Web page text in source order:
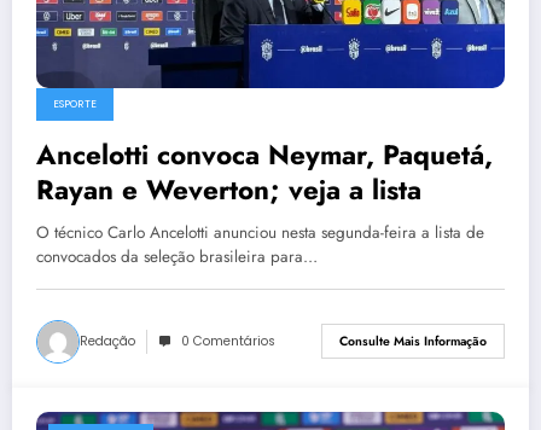
ESPORTE
Ancelotti convoca Neymar, Paquetá,
Rayan e Weverton; veja a lista
O técnico Carlo Ancelotti anunciou nesta segunda-feira a lista de
convocados da seleção brasileira para…
Redação 0 Comentários Consulte Mais Informação